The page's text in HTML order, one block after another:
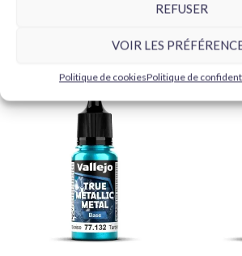
REFUSER
VOIR LES
Politique de cookiesPolitique de